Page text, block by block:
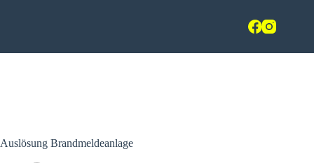
Auslösung Brandmeldeanlage